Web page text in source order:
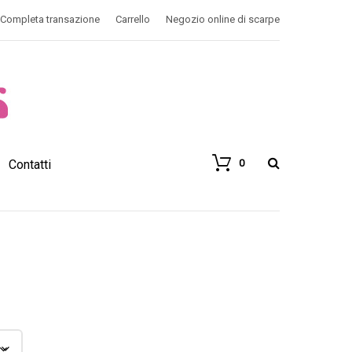
Completa transazione Carrello Negozio online di scarpe
Contatti 0